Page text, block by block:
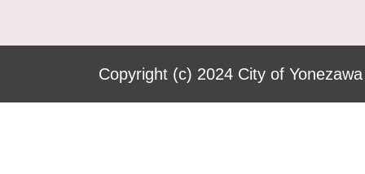
Copyright (c) 2024 City of